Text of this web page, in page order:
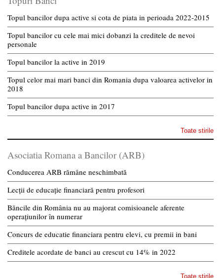
Topul bancilor dupa active si cota de piata in perioada 2022-2015
Topul bancilor cu cele mai mici dobanzi la creditele de nevoi
personale
Topul bancilor la active in 2019
Topul celor mai mari banci din Romania dupa valoarea activelor in
2018
Topul bancilor dupa active in 2017
Toate stirile
Asociatia Romana a Bancilor (ARB)
Conducerea ARB rămâne neschimbată
Lecții de educație financiară pentru profesori
Băncile din România nu au majorat comisioanele aferente
operațiunilor în numerar
Concurs de educatie financiara pentru elevi, cu premii in bani
Creditele acordate de banci au crescut cu 14% in 2022
Toate stirile